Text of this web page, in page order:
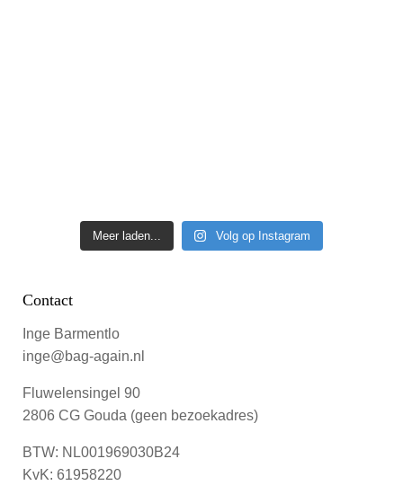
Meer laden... Volg op Instagram
Contact
Inge Barmentlo
inge@bag-again.nl
Fluwelensingel 90
2806 CG Gouda (geen bezoekadres)
BTW: NL001969030B24
KvK: 61958220